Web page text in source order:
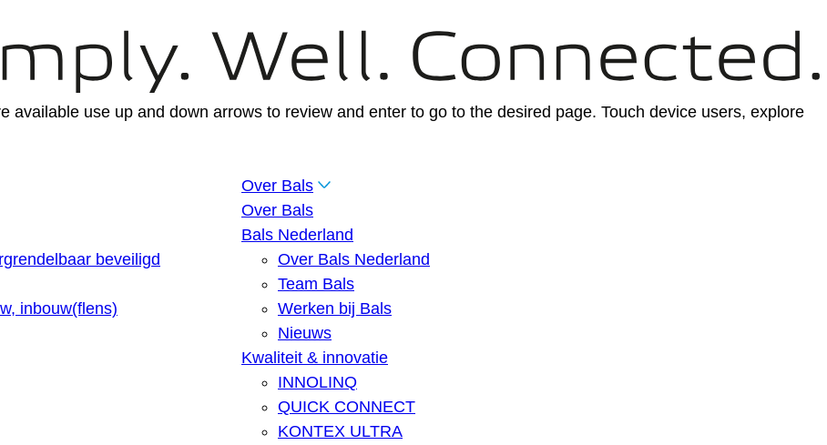
available use up and down arrows to review and enter to go to the desired page. Touch device users, explore
beveiligd
inbouw(flens)
Over Bals
Over Bals
Bals Nederland
Over Bals Nederland
Team Bals
Werken bij Bals
Nieuws
Kwaliteit & innovatie
INNOLINQ
QUICK CONNECT
KONTEX ULTRA